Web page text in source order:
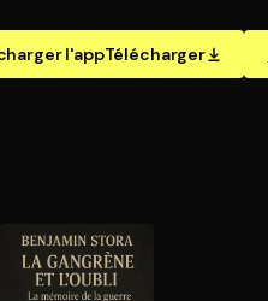
l'appTélécharger